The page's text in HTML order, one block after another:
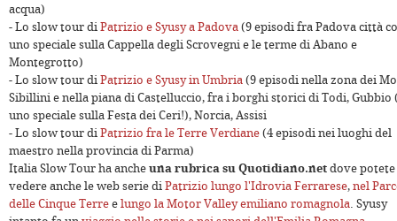
acqua)
- Lo slow tour di Patrizio e Syusy a Padova (9 episodi fra Padova città
uno speciale sulla Cappella degli Scrovegni e le terme di Abano e
Montegrotto)
- Lo slow tour di Patrizio e Syusy in Umbria (9 episodi nella zona dei
Sibillini e nella piana di Castelluccio, fra i borghi storici di Todi, Gubbio
uno speciale sulla Festa dei Ceri!), Norcia, Assisi
- Lo slow tour di Patrizio fra le Terre Verdiane (4 episodi nei luoghi del
maestro nella provincia di Parma)
Italia Slow Tour ha anche una rubrica su Quotidiano.net dove potete
vedere anche le web serie di Patrizio lungo l'Idrovia Ferrarese, nel
delle Cinque Terre e lungo la Motor Valley emiliano romagnola. Syusy